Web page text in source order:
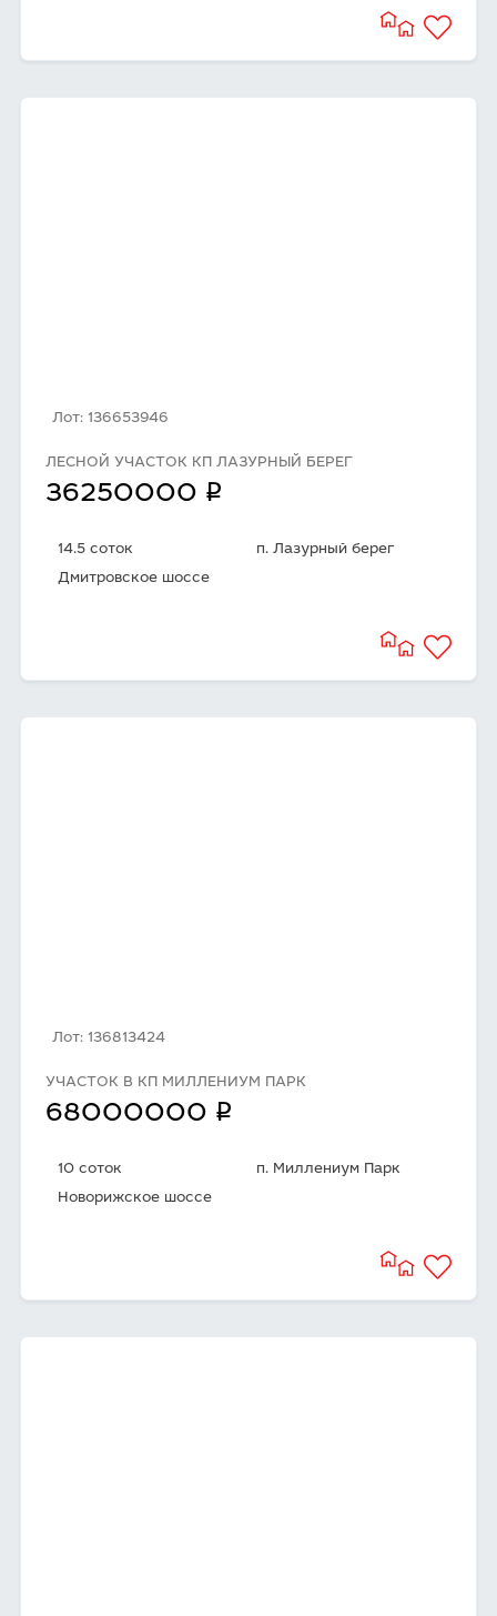
Лот: 136653946
ЛЕСНОЙ УЧАСТОК КП ЛАЗУРНЫЙ БЕРЕГ
36250000 q
14.5 соток
п. Лазурный берег
Дмитровское шоссе
Лот: 136813424
УЧАСТОК В КП МИЛЛЕНИУМ ПАРК
68000000 q
10 соток
п. Миллениум Парк
Новорижское шоссе